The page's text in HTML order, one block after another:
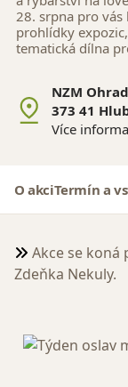
28. srpna pro
prohlídky
tematická dílna
NZM
373 41
Více
O akciTermín a
Akce se
Zdeňka Nekuly.